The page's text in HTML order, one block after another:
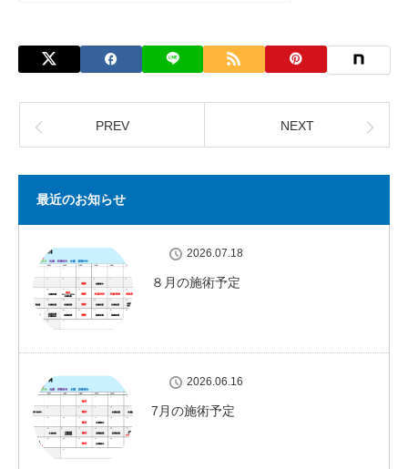
PREV NEXT
最近のお知らせ
2026.07.18
８月の施術予定
2026.06.16
7月の施術予定